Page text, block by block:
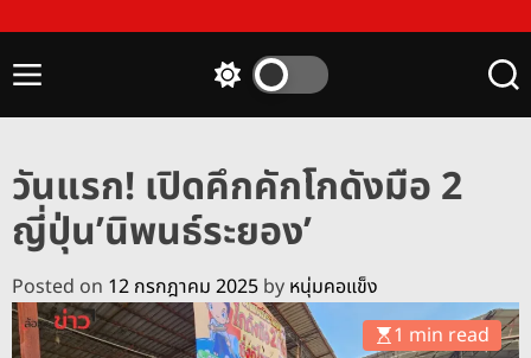
อ
า
ว
M
c
h
c
o
l
o
r
m
S
วันแรก! เปิดคึกคักโกดังมือ 2
ญี่ปุ่น’นิพนธ์ระยอง’
Posted on 12 กรกฎาคม 2025 by หนุ่มคอแข็ง
1 min read